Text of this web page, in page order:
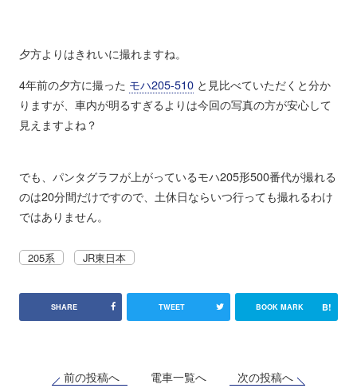
夕方よりはきれいに撮れますね。
4年前の夕方に撮った モハ205-510と見比べていただくと分か
りますが、車内が明るすぎるよりは今回の写真の方が安心して
見えますよね？
でも、パンタグラフが上がっているモハ205形500番代が撮れる
のは20分間だけですので、土休日ならいつ行っても撮れるわけ
ではありません。
205系 JR東日本
SHARE TWEET BOOK MARK B!
前の投稿へ 電車一覧へ 次の投稿へ